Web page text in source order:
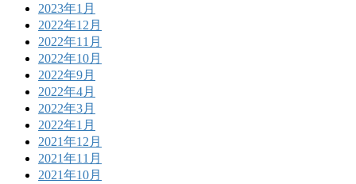
2023年1月
2022年12月
2022年11月
2022年10月
2022年9月
2022年4月
2022年3月
2022年1月
2021年12月
2021年11月
2021年10月